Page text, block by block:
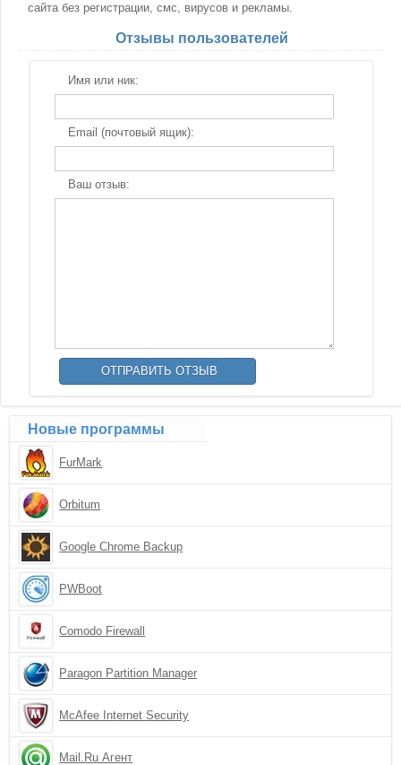
сайта без регистрации, смс, вирусов и рекламы.
Отзывы пользователей
Имя или ник:
Email (почтовый ящик):
Ваш отзыв:
Новые программы
FurMark
Orbitum
Google Chrome Backup
PWBoot
Comodo Firewall
Paragon Partition Manager
McAfee Internet Security
Mail.Ru Агент